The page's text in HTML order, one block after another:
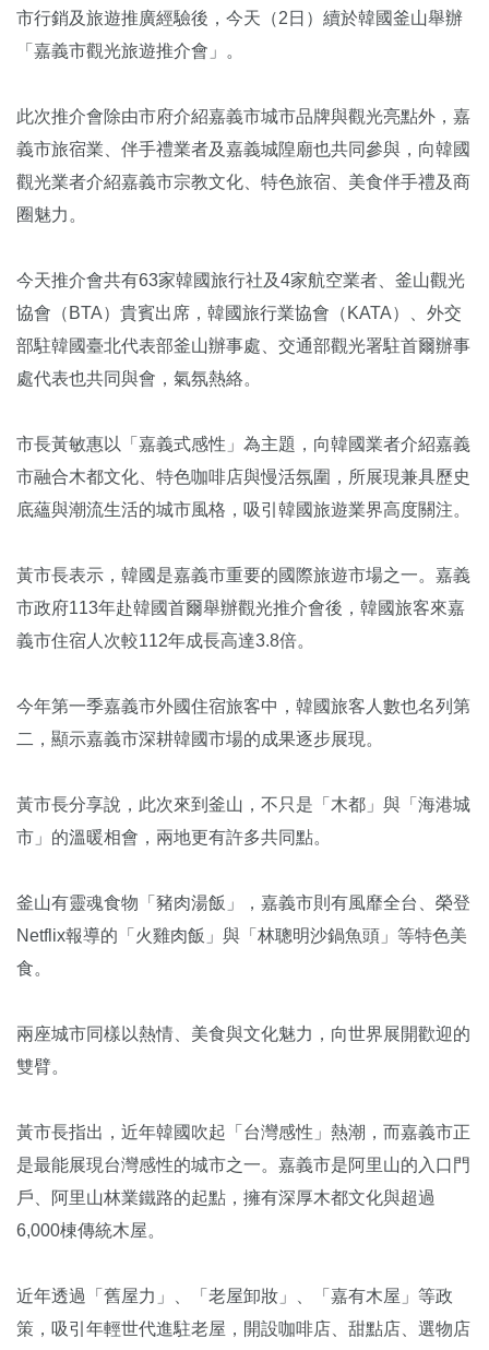
市行銷及旅遊推廣經驗後，今天（2日）續於韓國釜山舉辦
「嘉義市觀光旅遊推介會」。
此次推介會除由市府介紹嘉義市城市品牌與觀光亮點外，嘉
義市旅宿業、伴手禮業者及嘉義城隍廟也共同參與，向韓國
觀光業者介紹嘉義市宗教文化、特色旅宿、美食伴手禮及商
圈魅力。
今天推介會共有63家韓國旅行社及4家航空業者、釜山觀光
協會（BTA）貴賓出席，韓國旅行業協會（KATA）、外交
部駐韓國臺北代表部釜山辦事處、交通部觀光署駐首爾辦事
處代表也共同與會，氣氛熱絡。
市長黃敏惠以「嘉義式感性」為主題，向韓國業者介紹嘉義
市融合木都文化、特色咖啡店與慢活氛圍，所展現兼具歷史
底蘊與潮流生活的城市風格，吸引韓國旅遊業界高度關注。
黃市長表示，韓國是嘉義市重要的國際旅遊市場之一。嘉義
市政府113年赴韓國首爾舉辦觀光推介會後，韓國旅客來嘉
義市住宿人次較112年成長高達3.8倍。
今年第一季嘉義市外國住宿旅客中，韓國旅客人數也名列第
二，顯示嘉義市深耕韓國市場的成果逐步展現。
黃市長分享說，此次來到釜山，不只是「木都」與「海港城
市」的溫暖相會，兩地更有許多共同點。
釜山有靈魂食物「豬肉湯飯」，嘉義市則有風靡全台、榮登
Netflix報導的「火雞肉飯」與「林聰明沙鍋魚頭」等特色美
食。
兩座城市同樣以熱情、美食與文化魅力，向世界展開歡迎的
雙臂。
黃市長指出，近年韓國吹起「台灣感性」熱潮，而嘉義市正
是最能展現台灣感性的城市之一。嘉義市是阿里山的入口門
戶、阿里山林業鐵路的起點，擁有深厚木都文化與超過
6,000棟傳統木屋。
近年透過「舊屋力」、「老屋卸妝」、「嘉有木屋」等政
策，吸引年輕世代進駐老屋，開設咖啡店、甜點店、選物店